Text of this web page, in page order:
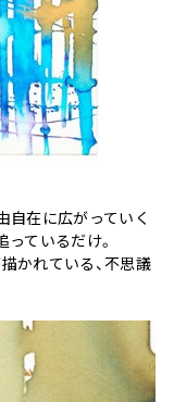
自在に広がっていく
ているだけ。
かれている、不思議